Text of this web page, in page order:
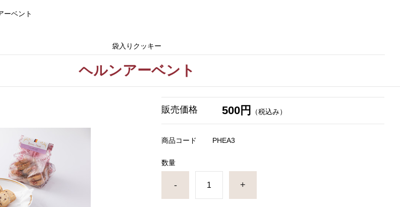
ーベント
袋入りクッキー
ヘルンアーベント
販売価格 500円 （税込み）
商品コード PHEA3
数量
- +